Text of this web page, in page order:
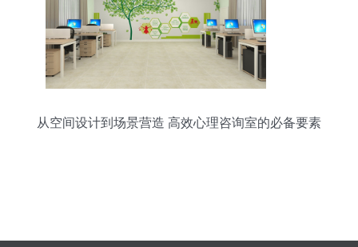
从空间设计到场景营造 高效心理咨询室的必备要素